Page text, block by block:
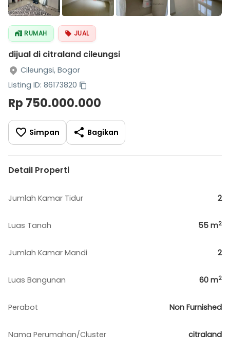
RUMAH JUAL
dijual di citraland cileungsi
Cileungsi, Bogor
Listing ID: 86173820
Rp 750.000.000
Simpan Bagikan
Detail Properti
Jumlah Kamar Tidur 2
Luas Tanah 55 m2
Jumlah Kamar Mandi 2
Luas Bangunan 60 m2
Perabot Non Furnished
Nama Perumahan/Cluster citraland